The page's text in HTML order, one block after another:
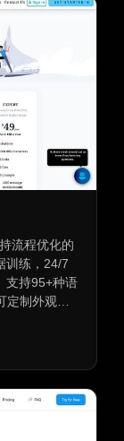
流程优化的
训练，24/7
支持95+种语
定制外观和
应一致，